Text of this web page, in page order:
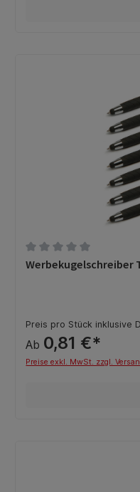
Durchschnittliche
Werbekugelschreiber
Preis pro Stück inklusive
Ab 0,81 €*
Preise exkl. MwSt. zzgl.